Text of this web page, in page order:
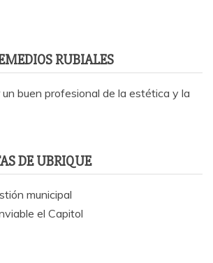
RUBIALES
buen profesional de la estética y la
DE UBRIQUE
municipal
el Capitol